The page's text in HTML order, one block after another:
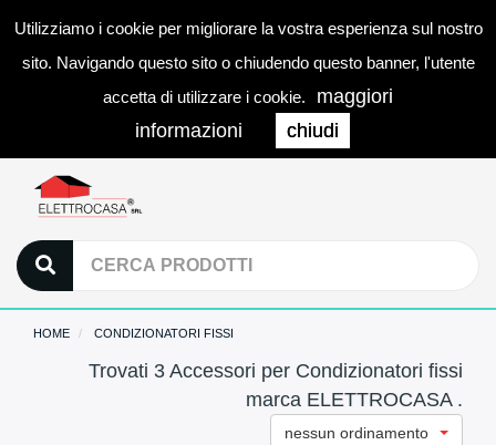
Utilizziamo i cookie per migliorare la vostra esperienza sul nostro
sito. Navigando questo sito o chiudendo questo banner, l'utente
accetta di utilizzare i cookie.
maggiori
informazioni
chiudi
0
HOME CONDIZIONATORI FISSI
Trovati 3 Accessori per Condizionatori fissi
marca ELETTROCASA .
nessun ordinamento